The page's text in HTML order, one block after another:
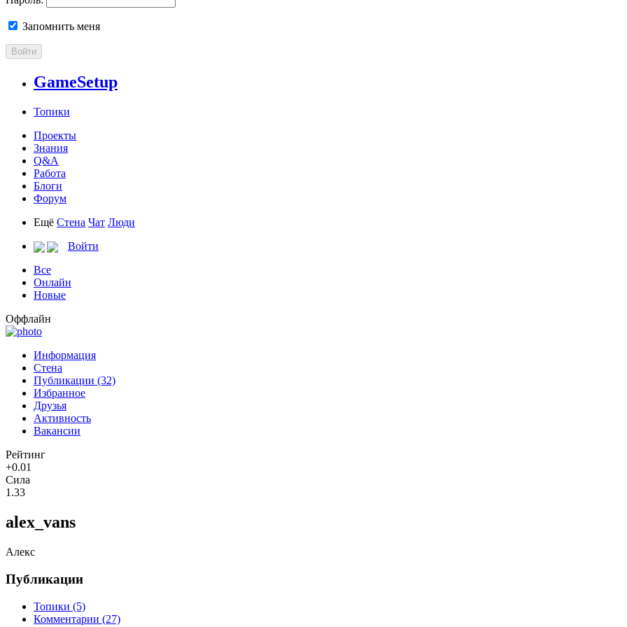
Запомнить меня
Войти
GameSetup
Топики
Проекты
Знания
Q&A
Работа
Блоги
Форум
Ещё Стена Чат Люди
Войти
Все
Онлайн
Новые
Оффлайн
Информация
Стена
Публикации (32)
Избранное
Друзья
Активность
Вакансии
Рейтинг
+0.01
Сила
1.33
alex_vans
Алекс
Публикации
Топики (5)
Комментарии (27)